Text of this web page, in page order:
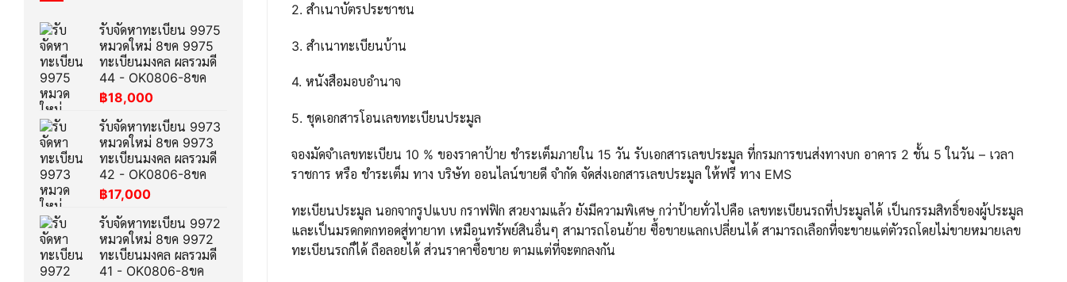
รับจัดหาทะเบียน 9975
หมวดใหม่ 8ขค 9975
ทะเบียนมงคล ผลรวมดี
44 - OK0806-8ขค
฿18,000
รับจัดหาทะเบียน 9973
หมวดใหม่ 8ขค 9973
ทะเบียนมงคล ผลรวมดี
42 - OK0806-8ขค
฿17,000
รับจัดหาทะเบียน 9972
หมวดใหม่ 8ขค 9972
ทะเบียนมงคล ผลรวมดี
41 - OK0806-8ขค
2. สำเนาบัตรประชาชน
3. สำเนาทะเบียนบ้าน
4. หนังสือมอบอำนาจ
5. ชุดเอกสารโอนเลขทะเบียนประมูล
จองมัดจำเลขทะเบียน 10 % ของราคาป้าย ชำระเต็มภายใน 15 วัน รับเอกสารเลขประมูล ที่กรมการขนส่งทางบก อาคาร 2 ชั้น 5 ในวัน – เวลา
ราชการ หรือ ชำระเต็ม ทาง บริษัท ออนไลน์ขายดี จำกัด จัดส่งเอกสารเลขประมูล ให้ฟรี ทาง EMS
ทะเบียนประมูล นอกจากรูปแบบ กราฟฟิก สวยงามแล้ว ยังมีความพิเศษ กว่าป้ายทั่วไปคือ เลขทะเบียนรถที่ประมูลได้ เป็นกรรมสิทธิ์ของผู้ประมูล
และเป็นมรดกตกทอดสู่ทายาท เหมือนทรัพย์สินอื่นๆ สามารถโอนย้าย ซื้อขายแลกเปลี่ยนได้ สามารถเลือกที่จะขายแต่ตัวรถโดยไม่ขายหมายเลข
ทะเบียนรถก็ได้ ถือลอยได้ ส่วนราคาซื้อขาย ตามแต่ที่จะตกลงกัน